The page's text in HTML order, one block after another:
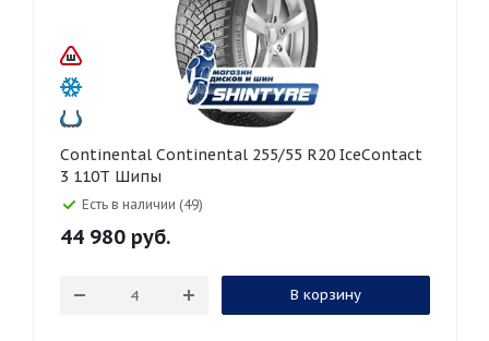
Continental Continental 255/55 R20 IceContact
3 110T Шипы
Есть в наличии (49)
44 980 руб.
В корзину